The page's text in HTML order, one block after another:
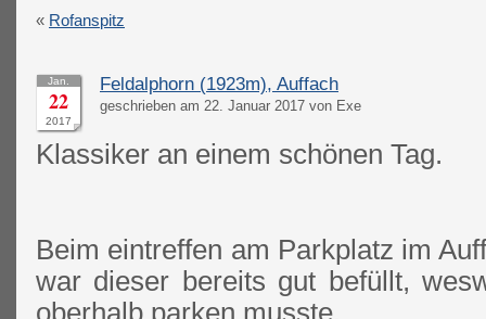
« Rofanspitz
Jan.
22
2017
Feldalphorn (1923m), Auffach
geschrieben am 22. Januar 2017 von Exe
Klassiker an einem schönen Tag.
Beim eintreffen am Parkplatz im
war dieser bereits gut befüllt,